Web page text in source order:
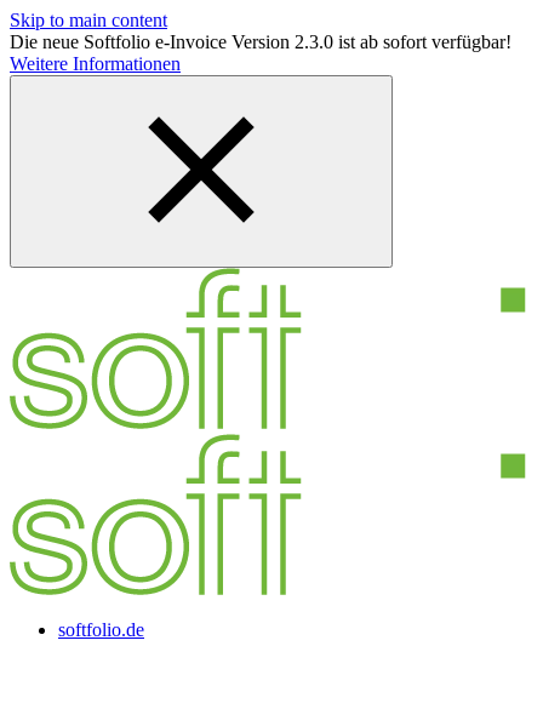
Skip to main content
Die neue Softfolio e-Invoice Version 2.3.0 ist ab sofort verfügbar!
Weitere Informationen
softfolio.de